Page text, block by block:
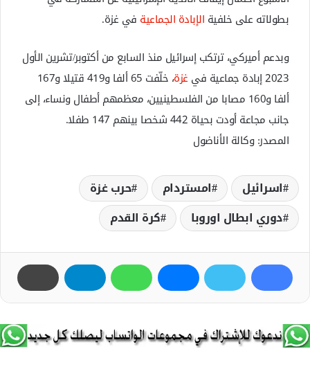
بطولاته على خلفية الإبادة الجماعية في غزة.
وبدعم أميركي، ترتكب إسرائيل منذ السابع من أكتوبر/تشرين الأول
2023 إبادة جماعية في
غزة
، خلّفت 65 ألفا و419 قتيلا و167
ألفا و160 مصابا من الفلسطينيين، معظمهم أطفال ونساء، إلى
جانب مجاعة أودت بحياة 442 شخصا بينهم 147 طفلا.
المصدر: وكالة الأناضول
اسرائيل امستردام
حرب غزة
دوري ابطال اوروبا
كرة القدم